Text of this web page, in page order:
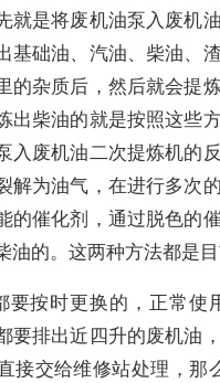
就是将废机油泵入废机
基础油、汽油、柴油、
的杂质后，然后就会提
出柴油的就是按照这些
入废机油二次提炼机的
解为油气，在进行多次
的催化剂，通过脱色的
油的。这两种方法都是目
要按时更换的，正常使
要排出近四升的废机油
接交给维修站处理，那